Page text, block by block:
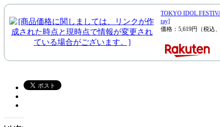
TOKYO IDOL
ray]
価格：5,619円（税込